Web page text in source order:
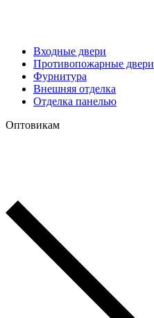
Входные двери
Противопожарные двери
Фурнитура
Внешняя отделка
Отделка панелью
Оптовикам